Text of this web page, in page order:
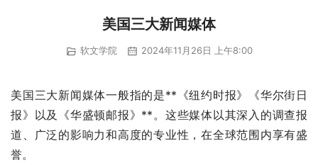
美国三大新闻媒体
软文学院 2024年11月26日 上午8:00
美国三大新闻媒体一般指的是**《纽约时报》《华尔街日
报》以及《华盛顿邮报》**。这些媒体以其深入的调查报
道、广泛的影响力和高度的专业性，在全球范围内享有盛
誉。